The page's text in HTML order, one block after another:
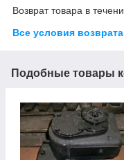
Возврат товара в
Все условия возврата
Подобные товары